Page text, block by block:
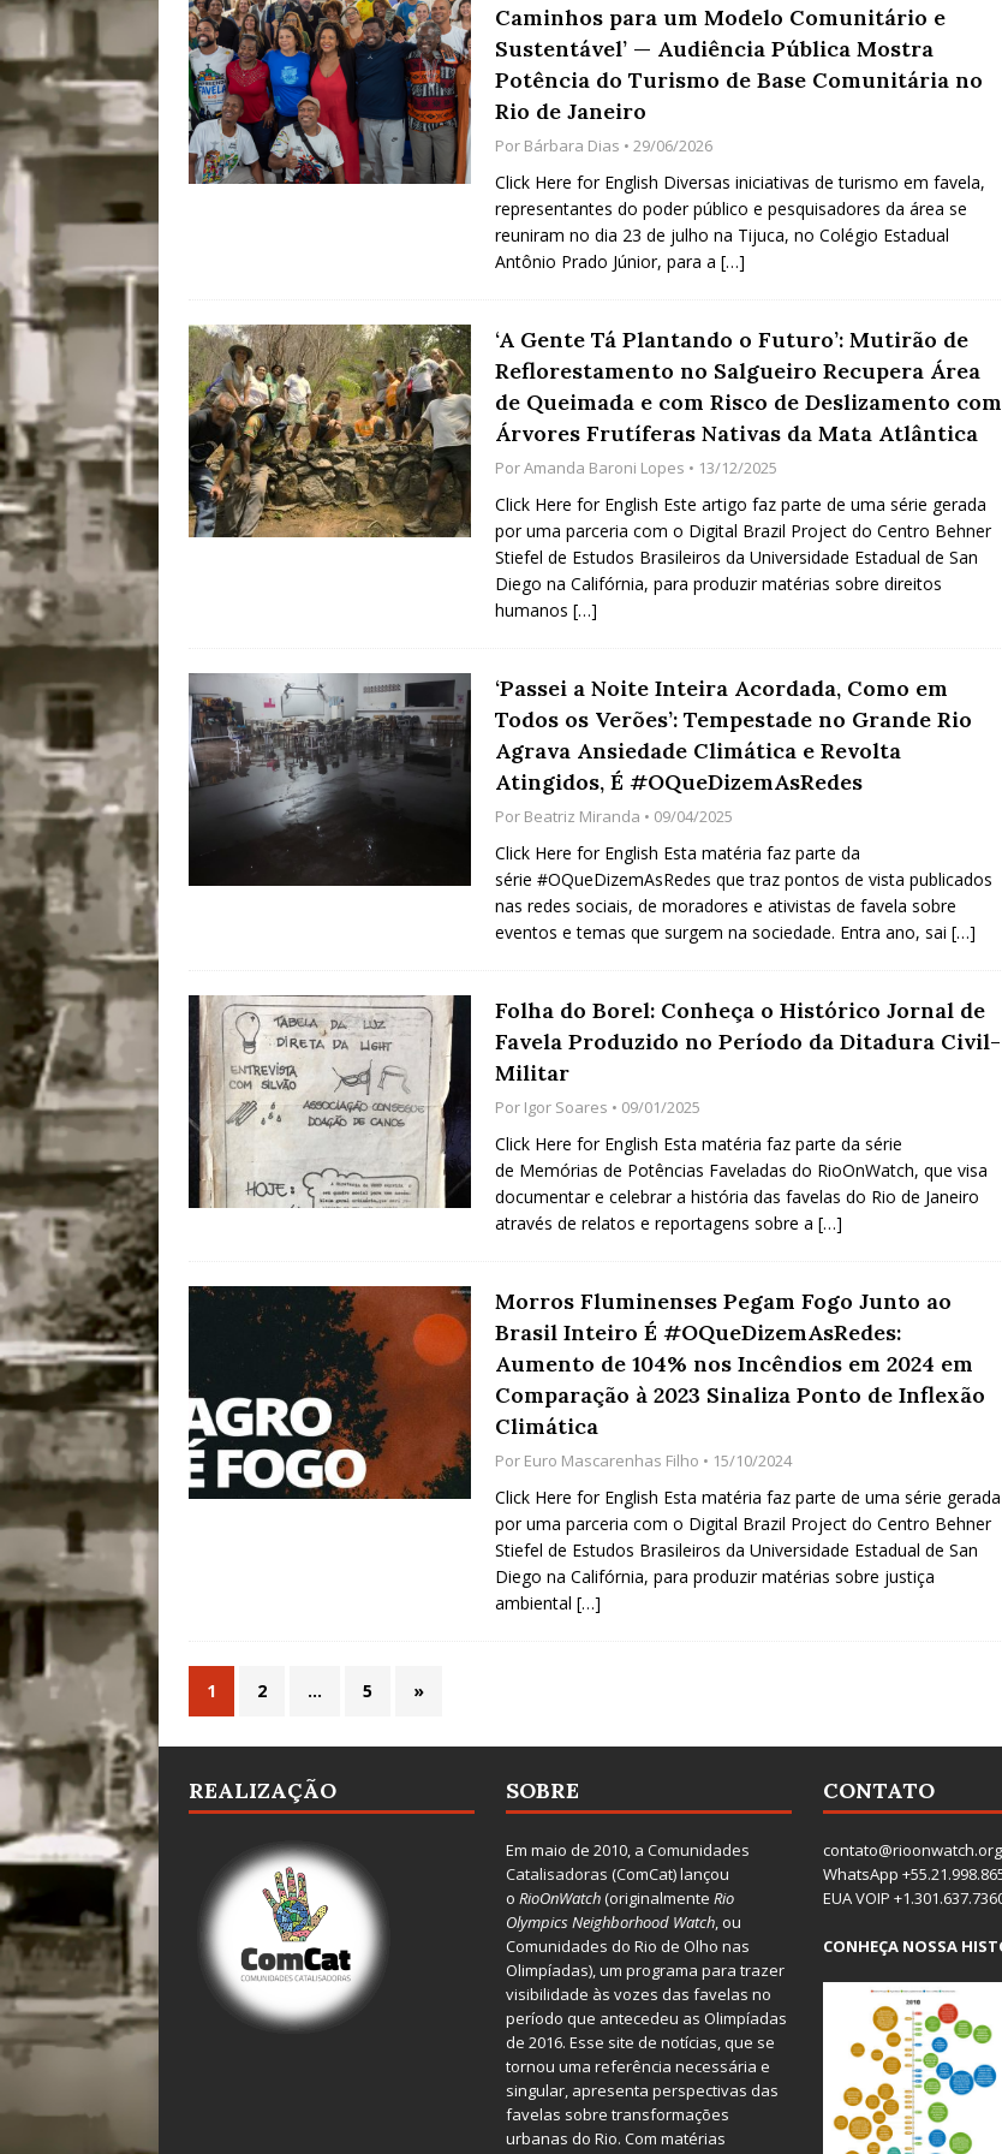
[ 28/07/2026 ]
Tudo Começou com uma Praça em Ramos [OPINIÃO]
#OLHONAMÍDIA
[ 27/07/2026 ] Mutirão Agroecológico com os Povos das Águas Reúne
Coletivos para Plantio e Inauguração da Feira da Praia do Remanso
COBERTURA DE EVENTOS
[ 04/08/2026 ] Trens Fluminenses, Cronicamente Abandonados,
Passam para Consórcio Nova Via Mobilidade 10 Anos Após Rio2016
#OLHONOLEGADO
Caminhos para um Modelo Comunitário e
Sustentável’ — Audiência Pública Mostra
Potência do Turismo de Base Comunitária no
Rio de Janeiro
Por Bárbara Dias • 29/06/2026
Click Here for English Diversas iniciativas de turismo em favela,
representantes do poder público e pesquisadores da área se
reuniram no dia 23 de julho na Tijuca, no Colégio Estadual
Antônio Prado Júnior, para a […]
‘A Gente Tá Plantando o Futuro’: Mutirão de
Reflorestamento no Salgueiro Recupera Área
de Queimada e com Risco de Deslizamento com
Árvores Frutíferas Nativas da Mata Atlântica
PorAmanda Baroni Lopes • 13/12/2025
Click Here for English Este artigo faz parte de uma série gerada
por uma parceria com o Digital Brazil Project do Centro Behner
Stiefel de Estudos Brasileiros da Universidade Estadual de San
Diego na Califórnia, para produzir matérias sobre direitos
humanos […]
‘Passei a Noite Inteira Acordada, Como em
Todos os Verões’: Tempestade no Grande Rio
Agrava Ansiedade Climática e Revolta
Atingidos, É #OQueDizemAsRedes
Por Beatriz Miranda • 09/04/2025
Click Here for English Esta matéria faz parte da
série #OQueDizemAsRedes que traz pontos de vista publicados
nas redes sociais, de moradores e ativistas de favela sobre
eventos e temas que surgem na sociedade. Entra ano, sai […]
Folha do Borel: Conheça o Histórico Jornal de
Favela Produzido no Período da Ditadura Civil-
Militar
Por Igor Soares • 09/01/2025
Click Here for English Esta matéria faz parte da série
de Memórias de Potências Faveladas do RioOnWatch, que visa
documentar e celebrar a história das favelas do Rio de Janeiro
através de relatos e reportagens sobre a […]
Morros Fluminenses Pegam Fogo Junto ao
Brasil Inteiro É #OQueDizemAsRedes:
Aumento de 104% nos Incêndios em 2024 em
Comparação à 2023 Sinaliza Ponto de Inflexão
Climática
Por Euro Mascarenhas Filho • 15/10/2024
Click Here for English Esta matéria faz parte de uma série gerada
por uma parceria com o Digital Brazil Project do Centro Behner
Stiefel de Estudos Brasileiros da Universidade Estadual de San
Diego na Califórnia, para produzir matérias sobre justiça
ambiental […]
1 2 … 5 »
REALIZAÇÃO SOBRE
Em maio de 2010, a Comunidades
Catalisadoras (ComCat) lançou
o RioOnWatch(originalmente Rio
Olympics Neighborhood Watch, ou
Comunidades do Rio de Olho nas
Olimpíadas), um programa para trazer
visibilidade às vozes das favelas no
período que antecedeu as Olimpíadas
de 2016. Esse site de notícias, que se
tornou uma referência necessária e
singular, apresenta perspectivas das
favelas sobre transformações
urbanas do Rio. Com matérias
CONTATO
WhatsApp
EUA VOIP
CONHEÇA NOSSA